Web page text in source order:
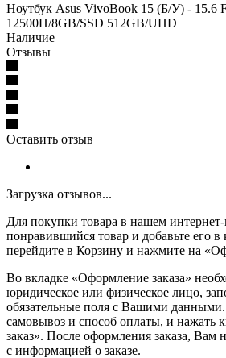
Ноутбук Asus VivoBook 15 (Б/У) - 15.6
12500H/8GB/SSD 512GB/UHD
Наличие
Отзывы
Оставить отзыв
Загрузка отзывов...
Для покупки товара в нашем
понравившийся товар и добавьте его в
перейдите в Корзину и нажмите на
Во вкладке «Оформление заказа»
юридическое или физическое лицо,
обязательные поля с Вашими
самовывоз и способ оплаты, и нажать
заказ». После оформления заказа, Вам
с информацией о заказе.